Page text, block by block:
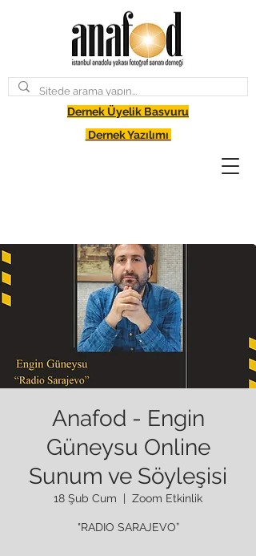
Dernek Üyelik Basvuru
Dernek Yazılımı
Anafod - Engin
Güneysu Online
Sunum ve Söyleşisi
18 Şub Cum Zoom Etkinlik
"RADIO SARAJEVO”